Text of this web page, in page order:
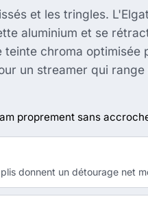
et les tringles.
aluminium et se
chroma optimisée
un streamer qui
proprement sans
donnent un détourage net